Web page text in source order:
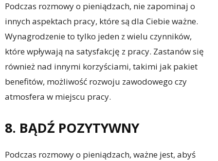
Podczas rozmowy o pieniądzach, nie zapominaj o
innych aspektach pracy, które są dla Ciebie ważne.
Wynagrodzenie to tylko jeden z wielu czynników,
które wpływają na satysfakcję z pracy. Zastanów się
również nad innymi korzyściami, takimi jak pakiet
benefitów, możliwość rozwoju zawodowego czy
atmosfera w miejscu pracy.
8. BĄDŹ POZYTYWNY
Podczas rozmowy o pieniądzach, ważne jest, abyś